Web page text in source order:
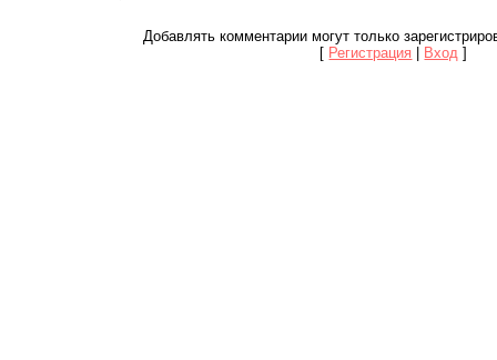
Добавлять комментарии могут только
[ Регистрация Вход ]